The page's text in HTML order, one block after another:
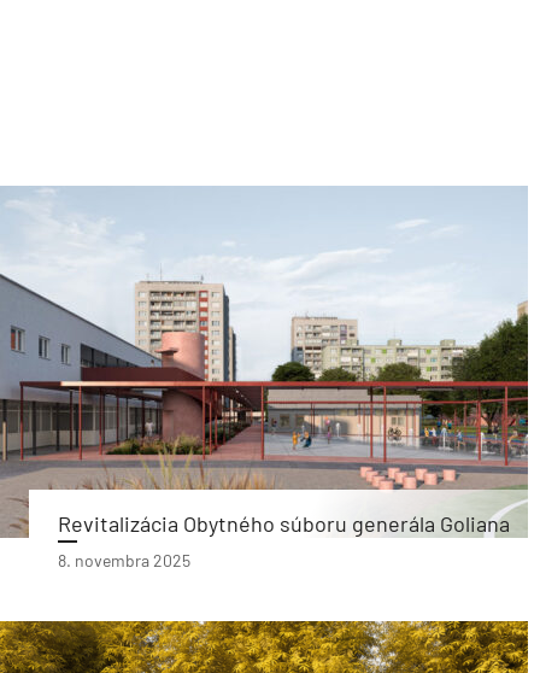
Revitalizácia Obytného súboru generála Goliana
8. novembra 2025